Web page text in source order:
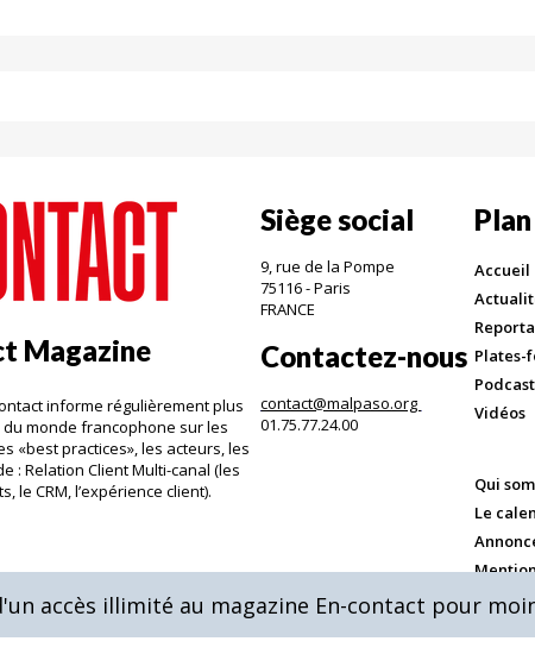
Magazine
informe régulièrement plus
du monde francophone sur les
«best practices», les acteurs, les
: Relation Client Multi-canal (les
le CRM, l’expérience client).
Siège social
9, rue de la Pompe
75116 - Paris
FRANCE
Contactez-nous
contact@malpaso.org
01.75.77.24.00
Accueil
Plates-
Vidéos
Qui
Le
accès illimité au magazine En-contact pour